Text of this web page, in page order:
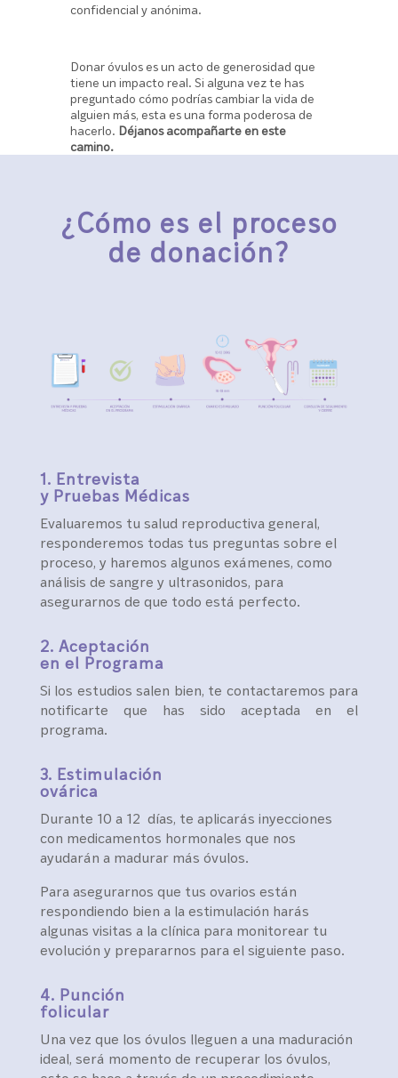
confidencial y anónima.
Donar óvulos es un acto de generosidad que
tiene un impacto real. Si alguna vez te has
preguntado cómo podrías cambiar la vida de
alguien más, esta es una forma poderosa de
hacerlo. Déjanos acompañarte en este
camino.
¿Cómo es el proceso
de donación?
1. Entrevista
y Pruebas Médicas
Evaluaremos tu salud reproductiva general,
responderemos todas tus preguntas sobre el
proceso, y haremos algunos exámenes, como
análisis de sangre y ultrasonidos, para
asegurarnos de que todo está perfecto.
2. Aceptación
en el Programa
Si los estudios salen bien, te contactaremos para
notificarte que has sido aceptada en el
programa.
3. Estimulación
ovárica
Durante 10 a 12 días, te aplicarás inyecciones
con medicamentos hormonales que nos
ayudarán a madurar más óvulos.
Para asegurarnos que tus ovarios están
respondiendo bien a la estimulación harás
algunas visitas a la clínica para monitorear tu
evolución y prepararnos para el siguiente paso.
4. Punción
folicular
Una vez que los óvulos lleguen a una maduración
ideal, será momento de recuperar los óvulos,